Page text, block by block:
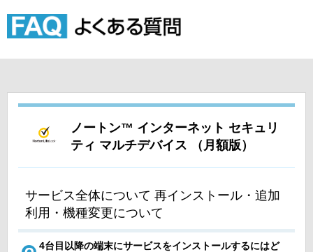
ノートン™ インターネット セキュリ
ティ マルチデバイス （月額版）
サービス全体について 再インストール・追加
利用・機種変更について
4台目以降の端末にサービスをインストールするにはど